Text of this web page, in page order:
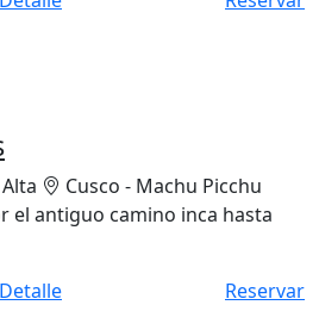
Alta
Cusco - Machu Picchu
el antiguo camino inca hasta
Reservar